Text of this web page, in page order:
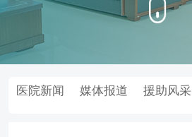
医院新闻 媒体报道 援助风采